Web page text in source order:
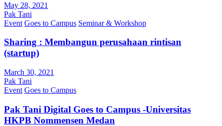
May 28, 2021
Pak Tani
Event Goes to Campus Seminar & Workshop
Sharing : Membangun perusahaan rintisan
(startup)
March 30, 2021
Pak Tani
Event Goes to Campus
Pak Tani Digital Goes to Campus -Universitas
HKPB Nommensen Medan